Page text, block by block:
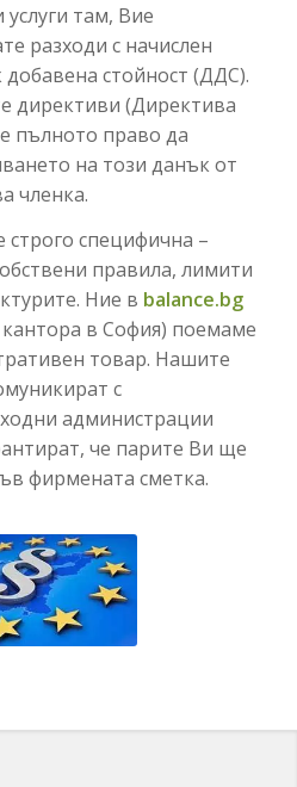
там, Вие
разходи с начислен
стойност (ДДС).
директиви (Директива
пълното право да
на този данък от
членка.
специфична –
правила, лимити
Ние в balance.bg
в София) поемаме
товар. Нашите
с
администрации
че парите Ви ще
фирмената сметка.